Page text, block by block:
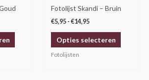
gekozen
productpagina
Fotolijst Skandi – Bruin
€5,95 - €14,95
Opties selecteren
Fotolijsten